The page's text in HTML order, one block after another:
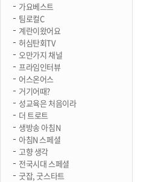
가요베스트
팀로컬C
계란이왔어요
허심탄회TV
오만가지 채널
프라임인터뷰
어스온어스
거기어때?
성교육은 처음이라
더 트로트
생방송 아침N
아침N 스페셜
고향 생각
전국시대 스페셜
굿잡, 굿스타트